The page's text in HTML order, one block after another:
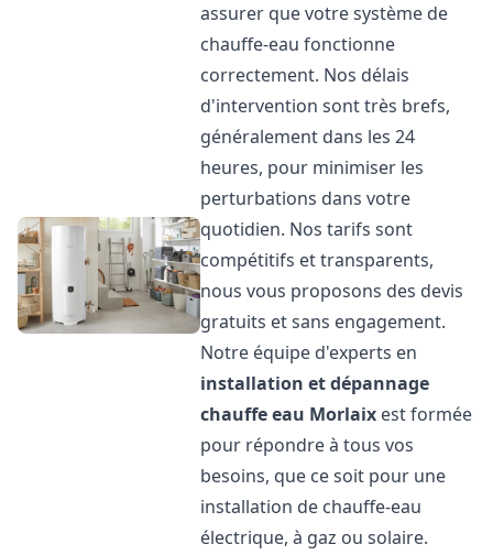
assurer que votre système de
chauffe-eau fonctionne
correctement. Nos délais
d'intervention sont très brefs,
généralement dans les 24
heures, pour minimiser les
perturbations dans votre
quotidien. Nos tarifs sont
compétitifs et transparents,
nous vous proposons des devis
gratuits et sans engagement.
Notre équipe d'experts en
installation et dépannage
chauffe eau Morlaix est formée
pour répondre à tous vos
besoins, que ce soit pour une
installation de chauffe-eau
électrique, à gaz ou solaire.